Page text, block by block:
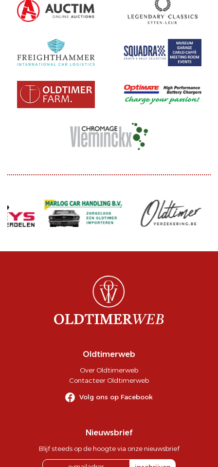
Oldtimerweb
Over Oldtimerweb
Contacteer Oldtimerweb
Volg ons op Facebook
Nieuwsbrief
Blijf steeds op de hoogte via onze nieuwsbrief